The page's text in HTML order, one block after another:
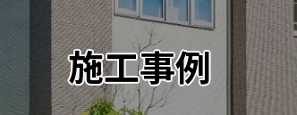
施工事例